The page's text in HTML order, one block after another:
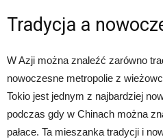
Tradycja a
W Azji można znaleźć zarówno
nowoczesne metropolie z
Tokio jest jednym z najbardziej
podczas gdy w Chinach można
pałace. Ta mieszanka tradycji i